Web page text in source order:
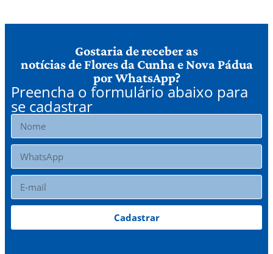
Gostaria de receber as
notícias de Flores da Cunha e Nova Pádua
por WhatsApp?
Preencha o formulário abaixo para
se cadastrar
Cadastrar